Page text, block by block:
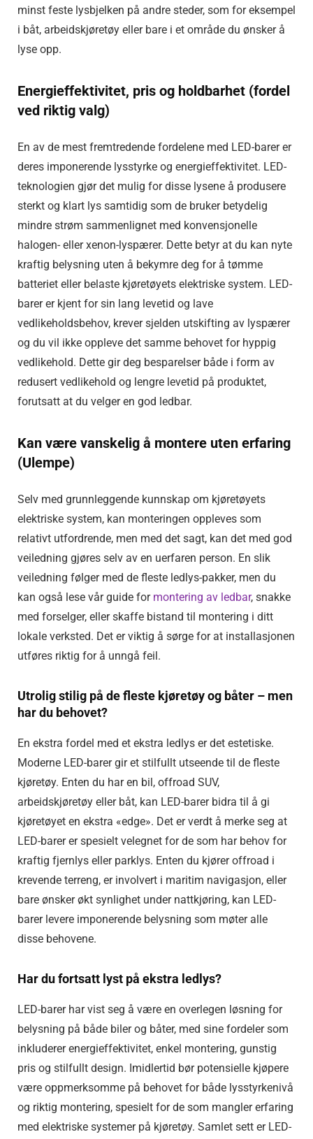
minst feste lysbjelken på andre steder, som for eksempel
i båt, arbeidskjøretøy eller bare i et område du ønsker å
lyse opp.
Energieffektivitet, pris og holdbarhet (fordel
ved riktig valg)
En av de mest fremtredende fordelene med LED-barer er
deres imponerende lysstyrke og energieffektivitet. LED-
teknologien gjør det mulig for disse lysene å produsere
sterkt og klart lys samtidig som de bruker betydelig
mindre strøm sammenlignet med konvensjonelle
halogen- eller xenon-lyspærer. Dette betyr at du kan nyte
kraftig belysning uten å bekymre deg for å tømme
batteriet eller belaste kjøretøyets elektriske system. LED-
barer er kjent for sin lang levetid og lave
vedlikeholdsbehov, krever sjelden utskifting av lyspærer
og du vil ikke oppleve det samme behovet for hyppig
vedlikehold. Dette gir deg besparelser både i form av
redusert vedlikehold og lengre levetid på produktet,
forutsatt at du velger en god ledbar.
Kan være vanskelig å montere uten erfaring
(Ulempe)
Selv med grunnleggende kunnskap om kjøretøyets
elektriske system, kan monteringen oppleves som
relativt utfordrende, men med det sagt, kan det med god
veiledning gjøres selv av en uerfaren person. En slik
veiledning følger med de fleste ledlys-pakker, men du
kan også lese vår guide for montering av ledbar, snakke
med forselger, eller skaffe bistand til montering i ditt
lokale verksted. Det er viktig å sørge for at installasjonen
utføres riktig for å unngå feil.
Utrolig stilig på de fleste kjøretøy og båter – men
har du behovet?
En ekstra fordel med et ekstra ledlys er det estetiske.
Moderne LED-barer gir et stilfullt utseende til de fleste
kjøretøy. Enten du har en bil, offroad SUV,
arbeidskjøretøy eller båt, kan LED-barer bidra til å gi
kjøretøyet en ekstra «edge». Det er verdt å merke seg at
LED-barer er spesielt velegnet for de som har behov for
kraftig fjernlys eller parklys. Enten du kjører offroad i
krevende terreng, er involvert i maritim navigasjon, eller
bare ønsker økt synlighet under nattkjøring, kan LED-
barer levere imponerende belysning som møter alle
disse behovene.
Har du fortsatt lyst på ekstra ledlys?
LED-barer har vist seg å være en overlegen løsning for
belysning på både biler og båter, med sine fordeler som
inkluderer energieffektivitet, enkel montering, gunstig
pris og stilfullt design. Imidlertid bør potensielle kjøpere
være oppmerksomme på behovet for både lysstyrkenivå
og riktig montering, spesielt for de som mangler erfaring
med elektriske systemer på kjøretøy. Samlet sett er LED-